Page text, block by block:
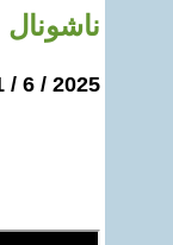
2025 / 6 / 11